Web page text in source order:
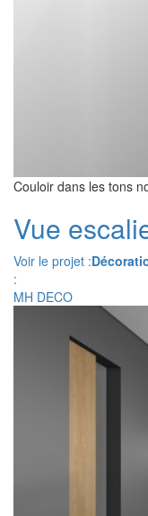
Couloir dans les tons
Vue
Voir le projet :
:
MH DECO